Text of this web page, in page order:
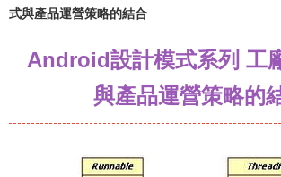
式與產品運營策略的結合
Android設計模式系列 工
與產品運營策略的